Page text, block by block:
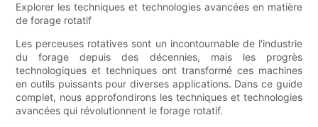
Explorer les techniques et technologies avancées en matière
de forage rotatif
Les perceuses rotatives sont un incontournable de l'industrie
du forage depuis des décennies, mais les progrès
technologiques et techniques ont transformé ces machines
en outils puissants pour diverses applications. Dans ce guide
complet, nous approfondirons les techniques et technologies
avancées qui révolutionnent le forage rotatif.